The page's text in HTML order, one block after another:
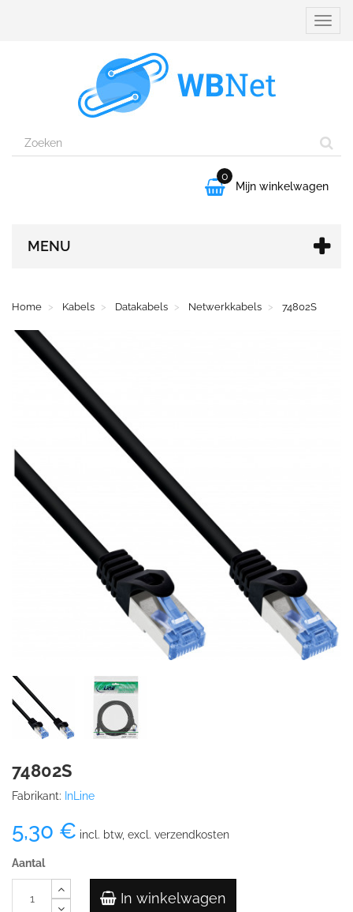

0
Mijn winkelwagen
MENU
Home Kabels Datakabels Netwerkkabels 74802S
74802S
Fabrikant: InLine
5,30 € incl. btw, excl. verzendkosten
Aantal
In winkelwagen